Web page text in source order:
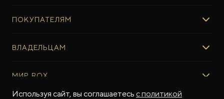
ROX ADAMAS
ПОКУПАТЕЛЯМ
Авто в наличии
Тест-драйв
Специальные предложения
ВЛАДЕЛЬЦАМ
Регламент ТО
МИР ROX
О БРЕНДЕ
Используя сайт, вы соглашаетесь с политикой